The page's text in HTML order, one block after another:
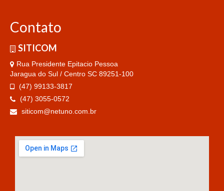
Contato
SITICOM
Rua Presidente Epitacio Pessoa
Jaragua do Sul / Centro SC 89251-100
(47) 99133-3817
(47) 3055-0572
siticom@netuno.com.br